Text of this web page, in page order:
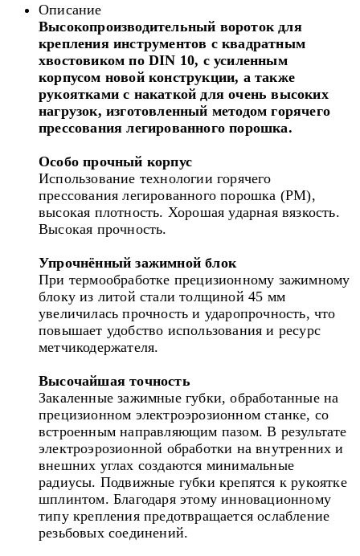
Описание
Высокопроизводительный вороток для
крепления инструментов с квадратным
хвостовиком по DIN 10, с усиленным
корпусом новой конструкции, а также
рукоятками с накаткой для очень высоких
нагрузок, изготовленный методом горячего
прессованиялегированного порошка.
Особо прочный корпус
Использование технологии горячего
прессования легированного порошка (PM),
высокая плотность. Хорошая ударная вязкость.
Высокая прочность.
Упрочнённый зажимной блок
При термообработке прецизионному зажимному
блоку из литой стали толщиной 45 мм
увеличилась прочность и ударопрочность, что
повышает удобство использования и ресурс
метчикодержателя.
Высочайшая точность
Закаленные зажимные губки, обработанные на
прецизионном электроэрозионном станке, со
встроенным направляющим пазом. В результате
электроэрозионной обработки на внутренних и
внешних углах создаются минимальные
радиусы. Подвижные губки крепятся к рукоятке
шплинтом. Благодаря этому инновационному
типу крепления предотвращается ослабление
резьбовых соединений.